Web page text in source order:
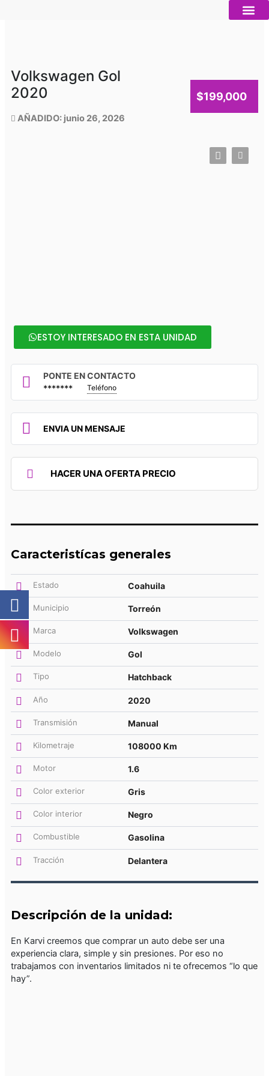
Volkswagen Gol
2020
AÑADIDO: junio 26, 2026
$199,000
ESTOY INTERESADO EN ESTA UNIDAD
PONTE EN CONTACTO
******* Teléfono
ENVIA UN MENSAJE
HACER UNA OFERTA PRECIO
Caracteristícas generales
Estado Coahuila
Municipio Torreón
Marca Volkswagen
Modelo Gol
Tipo Hatchback
Año 2020
Transmisión Manual
Kilometraje 108000 Km
Motor 1.6
Color exterior Gris
Color interior Negro
Combustible Gasolina
Tracción Delantera
Descripción de la unidad:
En Karvi creemos que comprar un auto debe ser una
experiencia clara, simple y sin presiones. Por eso no
trabajamos con inventarios limitados ni te ofrecemos “lo que
hay”.